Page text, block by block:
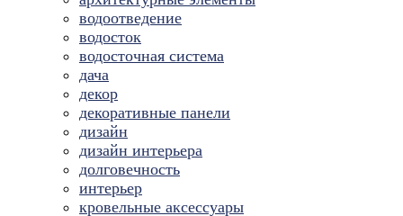
водоотведение
водосток
водосточная система
дача
декор
декоративные панели
дизайн
дизайн интерьера
долговечность
интерьер
кровельные аксессуары